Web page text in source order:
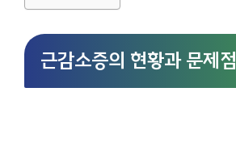
근감소증의 현황과 문제점